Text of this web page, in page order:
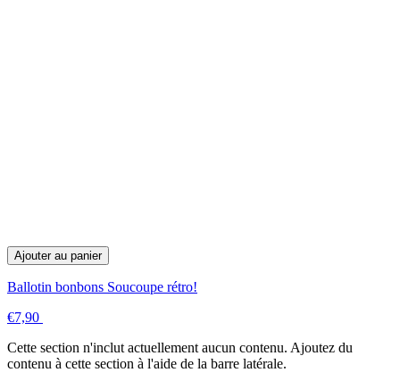
Ajouter au panier
Ballotin bonbons Soucoupe rétro!
€7,90
Cette section n'inclut actuellement aucun contenu. Ajoutez du
contenu à cette section à l'aide de la barre latérale.